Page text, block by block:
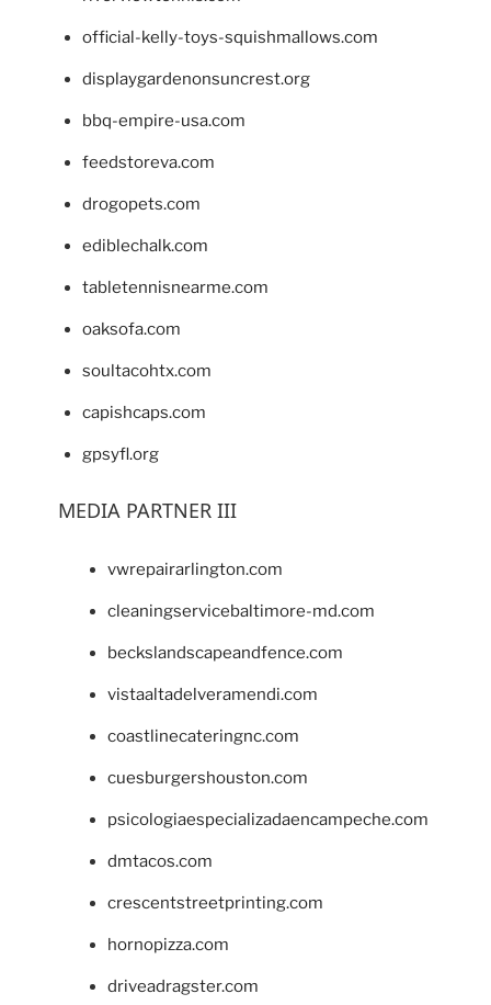
official-kelly-toys-squishmallows.com
displaygardenonsuncrest.org
bbq-empire-usa.com
feedstoreva.com
drogopets.com
ediblechalk.com
tabletennisnearme.com
oaksofa.com
soultacohtx.com
capishcaps.com
gpsyfl.org
MEDIA PARTNER III
vwrepairarlington.com
cleaningservicebaltimore-md.com
beckslandscapeandfence.com
vistaaltadelveramendi.com
coastlinecateringnc.com
cuesburgershouston.com
psicologiaespecializadaencampeche.com
dmtacos.com
crescentstreetprinting.com
hornopizza.com
driveadragster.com